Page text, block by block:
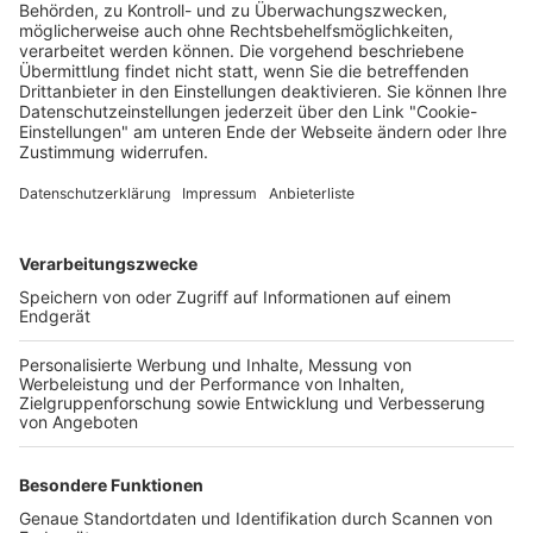
Ort
BZ-Card schnapp.de Kontakt
Mediadaten Datenschutz Cookie-Einstellungen Impressum
+49 761 496 8888
Tickethotline Mo–Fr: 9–12 Uhr
System